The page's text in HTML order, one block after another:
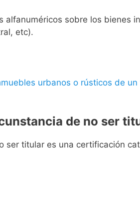
sobre los bienes
etc).
urbanos o rústicos de
de no ser
titular es una certificación